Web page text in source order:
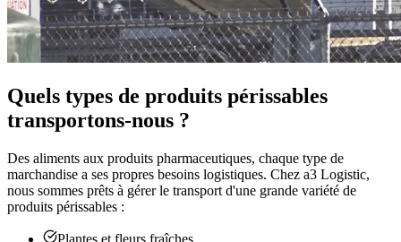
Quels types de produits périssables
transportons-nous ?
Des aliments aux produits pharmaceutiques, chaque type de
marchandise a ses propres besoins logistiques. Chez a3 Logistic,
nous sommes prêts à gérer le transport d'une grande variété de
produits périssables :
Plantes et fleurs fraîches